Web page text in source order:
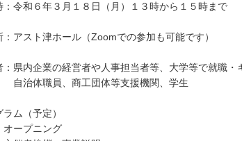
令和６年３月１８日（月）１３時から１５時まで
スト津ホール（Zoomでの参加も可能です）
県内企業の経営者や人事担当者等、大学等で就職・
員、商工団体等支援機関、学生
ム（予定）
ープニング